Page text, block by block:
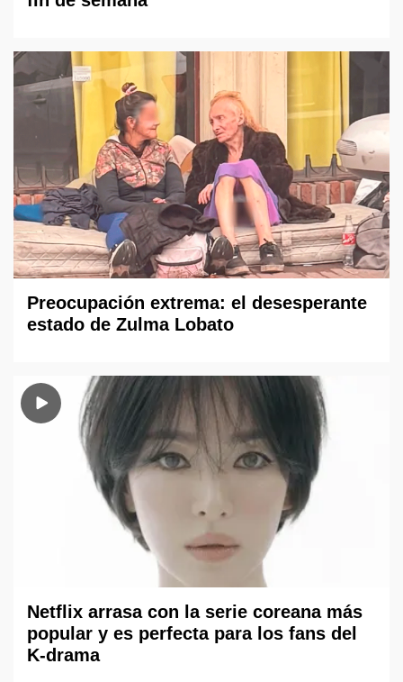
Preocupación extrema: el desesperante
estado de Zulma Lobato
Netflix arrasa con la serie coreana más
popular y es perfecta para los fans del
K-drama